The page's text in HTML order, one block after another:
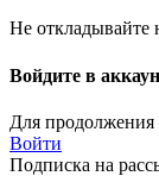
Не откладывайте
Войдите в
Для продолжения
Войти
Подписка на